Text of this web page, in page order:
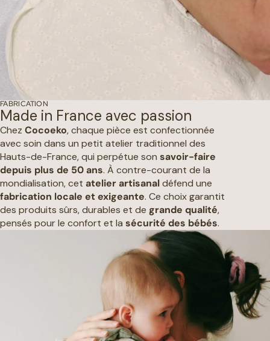
FABRICATION
Made in France avec passion
Chez Cocoeko, chaque pièce est confectionnée
avec soin dans un petit atelier traditionnel des
Hauts-de-France, qui perpétue son savoir-faire
depuis plus de 50 ans. À contre-courant de la
mondialisation, cet atelier artisanaldéfend une
fabrication locale et exigeante. Ce choix garantit
des produits sûrs, durables et de grande qualité,
pensés pour le confort et la sécurité des bébés.